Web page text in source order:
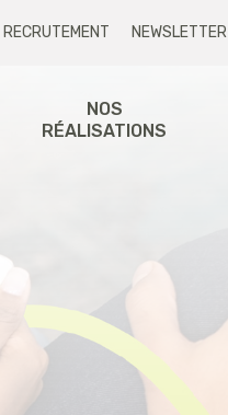
RECRUTEMENT NEWSLETTER
NOS
RÉALISATIONS